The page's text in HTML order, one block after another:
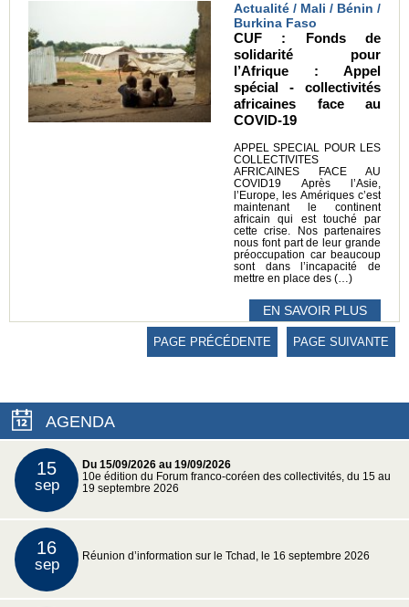
Actualité / Mali / Bénin /
Burkina Faso
CUF : Fonds de
solidarité pour
l’Afrique : Appel
spécial - collectivités
africaines face au
COVID-19
APPEL SPECIAL POUR LES
COLLECTIVITES
AFRICAINES FACE AU
COVID19 Après l’Asie,
l’Europe, les Amériques c’est
maintenant le continent
africain qui est touché par
cette crise. Nos partenaires
nous font part de leur grande
préoccupation car beaucoup
sont dans l’incapacité de
mettre en place des (…)
EN SAVOIR PLUS
PAGE PRÉCÉDENTE PAGE SUIVANTE
AGENDA
15
sep
Du 15/09/2026 au 19/09/2026
10e édition du Forum franco-coréen des collectivités, du 15 au
19 septembre 2026
16
sep Réunion d’information sur le Tchad, le 16 septembre 2026